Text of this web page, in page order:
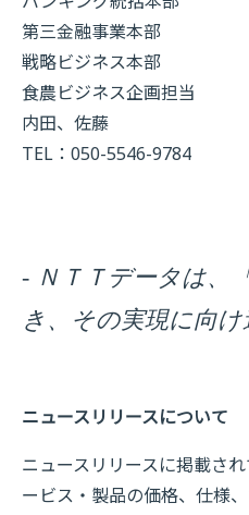
第三金融事業本部
戦略ビジネス本部
食農ビジネス企画担当
内田、佐藤
TEL：050-5546-9784
- ＮＴＴデータは、
き、その実現に向
ニュースリリースについて
ニュースリリースに掲載さ
ービス・製品の価格、仕様